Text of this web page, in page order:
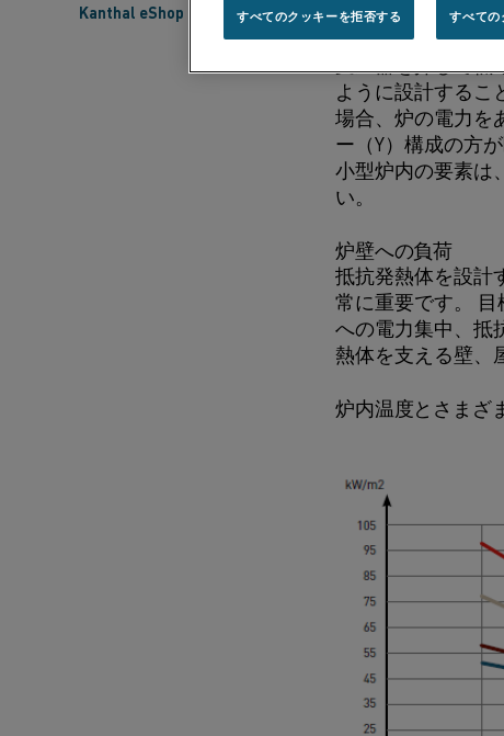
Kanthal eShop
炉電圧
変圧器を介して低
ように設計するこ
場合、炉の電力を
ー（Y）構成の方
小型炉内の要素は
い。
炉壁への負荷
抵抗発熱体を設計
常に重要です。
への電力集中、抵
熱体を支える壁、
炉内温度とさまざ
すべてのクッキーを拒否する すべての